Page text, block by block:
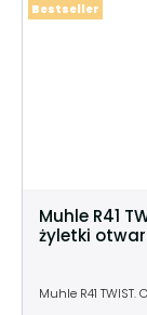
Muhle R41
żyletki
Muhle R41
Bestseller